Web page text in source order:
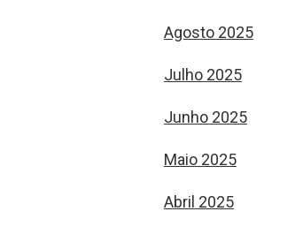
Agosto 2025
Julho 2025
Junho 2025
Maio 2025
Abril 2025